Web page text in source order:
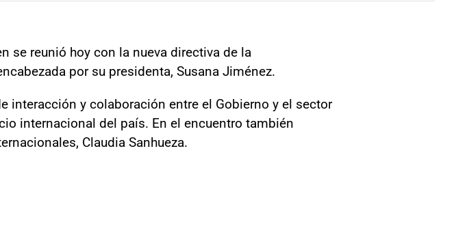
se reunió hoy con la nueva directiva de la
por su presidenta, Susana Jiménez.
interacción y colaboración entre el Gobierno y el sector
internacional del país. En el encuentro también
Claudia Sanhueza.